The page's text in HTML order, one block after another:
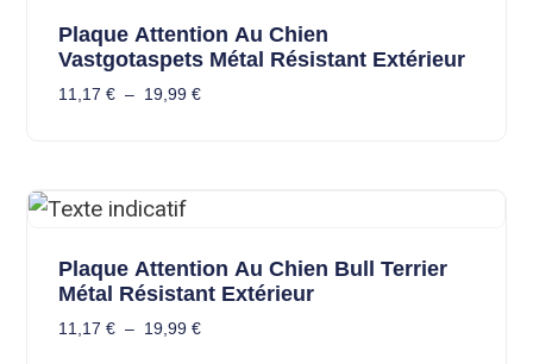
Plaque Attention Au Chien
Vastgotaspets Métal Résistant Extérieur
11,17 € – 19,99 €
Plaque Attention Au Chien Bull Terrier
Métal Résistant Extérieur
11,17 € – 19,99 €